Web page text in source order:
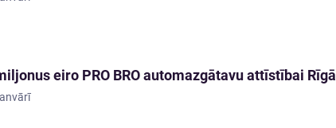
eiro PRO BRO automazgātavu attīstībai Rīgā